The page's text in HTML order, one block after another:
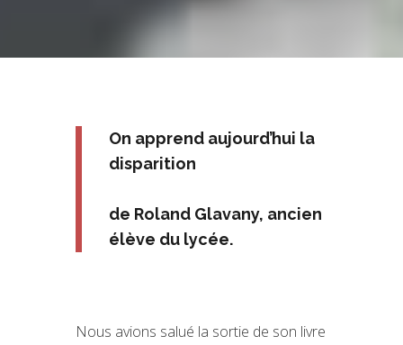
On apprend aujourd’hui la
disparition
de Roland Glavany, ancien
élève du lycée.
Nous avions salué la sortie de son livre